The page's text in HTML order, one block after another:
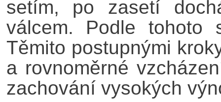
setím, po zasetí
válcem. Podle tohoto
Těmito postupnými
a rovnoměrné
zachování vysokých